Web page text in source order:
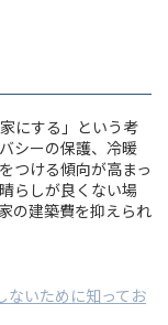
にする」という考
シーの保護、冷暖
つける傾向が高まっ
らしが良くない場
の建築費を抑えられ
ないために知ってお